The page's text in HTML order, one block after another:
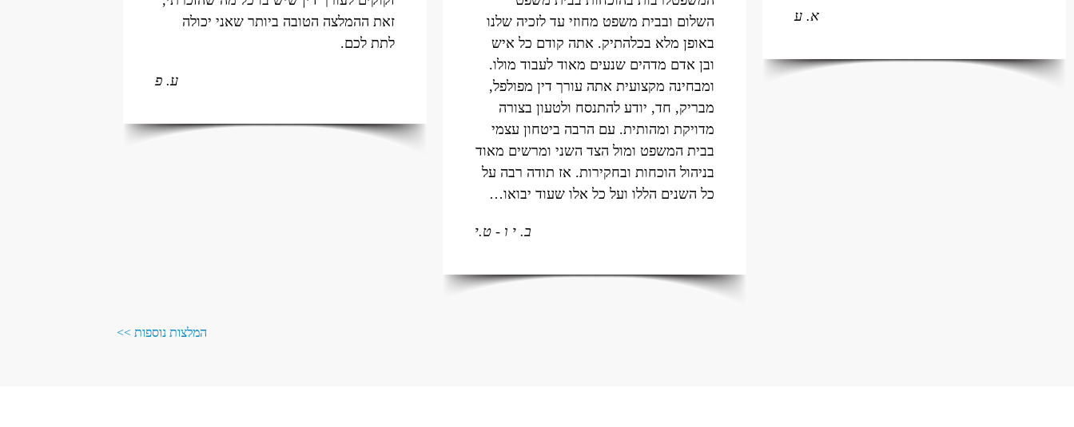
א. ע
השלום ובבית משפט מחוזי עד לזכיה שלנו
באופן מלא בכלהתיק. אתה קודם כל איש
ובן אדם מדהים שנעים מאוד לעבוד מולו.
ומבחינה מקצועית אתה עורך דין מפולפל,
מבריק, חד, יודע להתנסח ולטעון בצורה
מדויקת ומהותית. עם הרבה ביטחון עצמי
בבית המשפט ומול הצד השני ומרשים מאוד
בניהול הוכחות ובחקירות. אז תודה רבה על
כל השנים הללו ועל כל אלו שעוד יבואו…
ב. י ו - ט.י
זאת ההמלצה הטובה ביותר שאני יכולה
לתת לכם.
ע. פ
המלצות נוספות >>